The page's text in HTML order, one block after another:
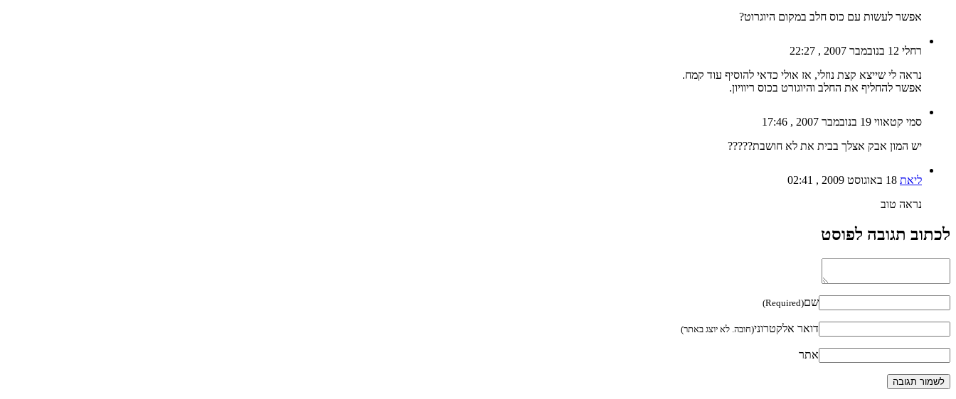
אפשר לעשות עם כוס חלב במקום היוגרוט?
רחלי 12 בנובמבר 2007 , 22:27
נראה לי שייצא קצת נוזלי, אז אולי כדאי להוסיף עוד קמח.
אפשר להחליף את החלב והיוגורט בכוס ריוויון.
סמי קטאווי 19 בנובמבר 2007 , 17:46
יש המון אבק אצלך בבית את לא חושבת?????
ליאת 18 באוגוסט 2009 , 02:41
נראה טוב
לכתוב תגובה לפוסט
שם(Required)
דואר אלקטרוני(חובה. לא יוצג באתר)
אתר